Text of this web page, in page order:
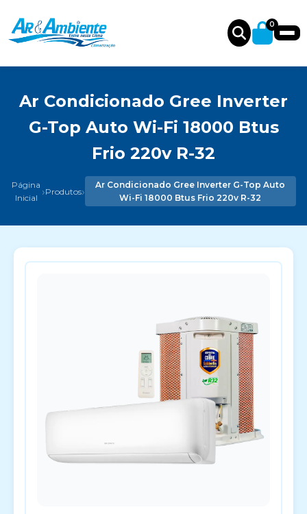
0
Ar Condicionado Gree Inverter
G-Top Auto Wi-Fi 18000 Btus
Frio 220v R-32
Página
Inicial ›Produtos›
Ar Condicionado Gree Inverter G-Top Auto
Wi-Fi 18000 Btus Frio 220v R-32